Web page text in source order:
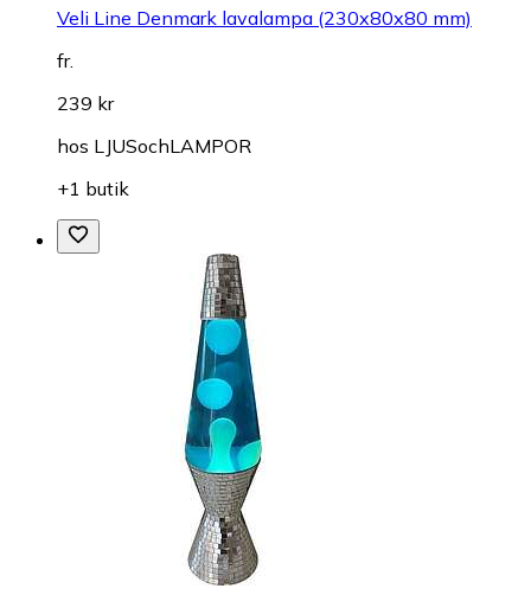
Veli Line Denmark lavalampa (230x80x80 mm)
fr.
239 kr
hos LJUSochLAMPOR
+1 butik